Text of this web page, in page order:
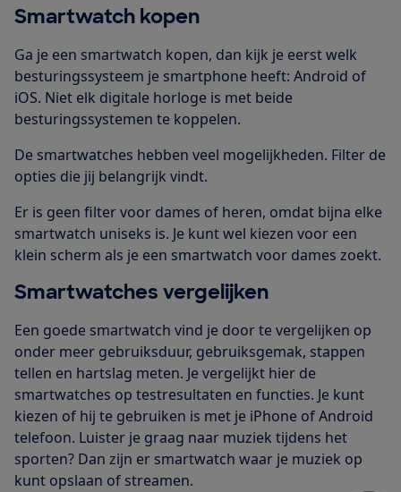
Smartwatch kopen
Ga je een smartwatch kopen, dan kijk je eerst welk
besturingssysteem je smartphone heeft: Android of
iOS. Niet elk digitale horloge is met beide
besturingssystemen te koppelen.
De smartwatches hebben veel mogelijkheden. Filter de
opties die jij belangrijk vindt.
Er is geen filter voor dames of heren, omdat bijna elke
smartwatch uniseks is. Je kunt wel kiezen voor een
klein scherm als je een smartwatch voor dames zoekt.
Smartwatches vergelijken
Een goede smartwatch vind je door te vergelijken op
onder meer gebruiksduur, gebruiksgemak, stappen
tellen en hartslag meten. Je vergelijkt hier de
smartwatches op testresultaten en functies. Je kunt
kiezen of hij te gebruiken is met je iPhone of Android
telefoon. Luister je graag naar muziek tijdens het
sporten? Dan zijn er smartwatch waar je muziek op
kunt opslaan of streamen.